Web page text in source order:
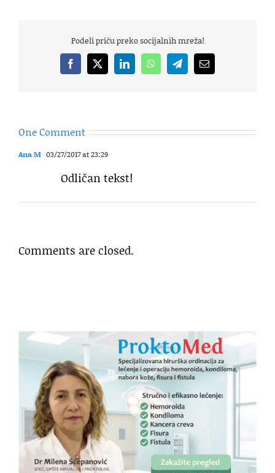
Podeli priču preko socijalnih mreža!
Facebook
X LinkedInWhatsAppTelegramEmail
One Comment
Ana M 03/27/2017 at 23:29
Odličan tekst!
Comments are closed.